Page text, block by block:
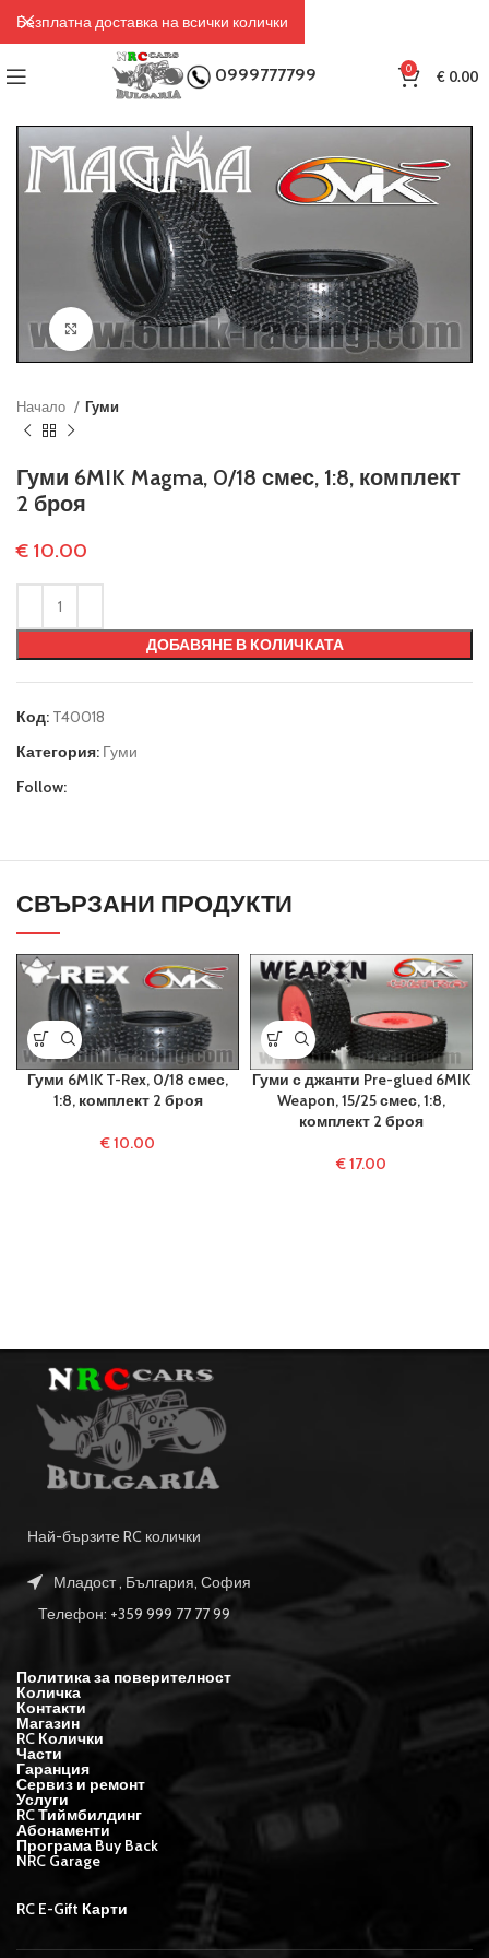
0999777799 0 €0.00
Click to enlarge
Начало Гуми
Гуми 6MIK Magma, 0/18 смес, 1:8, комплект
2 броя
€ 10.00
ДОБАВЯНЕ В КОЛИЧКАТА
Код: T40018
Категория: Гуми
Follow:
СВЪРЗАНИ ПРОДУКТИ
Гуми 6MIK T-Rex, 0/18 смес,
1:8, комплект 2 броя
€10.00
Гуми с джанти Pre-glued 6MIK
Weapon, 15/25 смес, 1:8,
комплект 2 броя
€17.00
Най-бързите RC колички
Младост , България, София
Телефон: +359 999 77 77 99
Политика за поверителност
Количка
Контакти
Магазин
RC Колички
Части
Гаранция
Сервиз и ремонт
Услуги
RC Тиймбилдинг
Абонаменти
Програма Buy Back
NRC Garage
RC E-Gift Карти
Безплатна доставка на всички колички